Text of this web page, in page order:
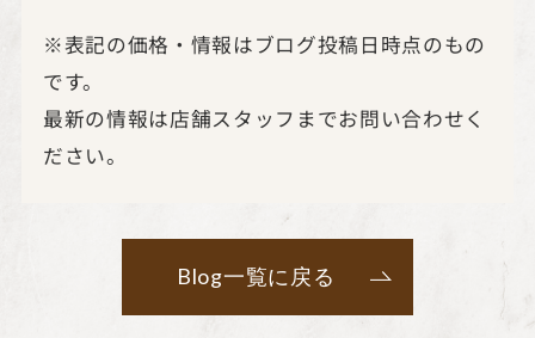
※表記の価格・情報はブログ投稿日時点のもの
です。
最新の情報は店舗スタッフまでお問い合わせく
ださい。
Blog一覧に戻る